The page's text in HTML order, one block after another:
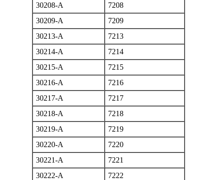
30208-A
7208
30209-A
7209
30213-A
7213
30214-A
7214
30215-A
7215
30216-A
7216
30217-A
7217
30218-A
7218
30219-A
7219
30220-A
7220
30221-A
7221
30222-A
7222